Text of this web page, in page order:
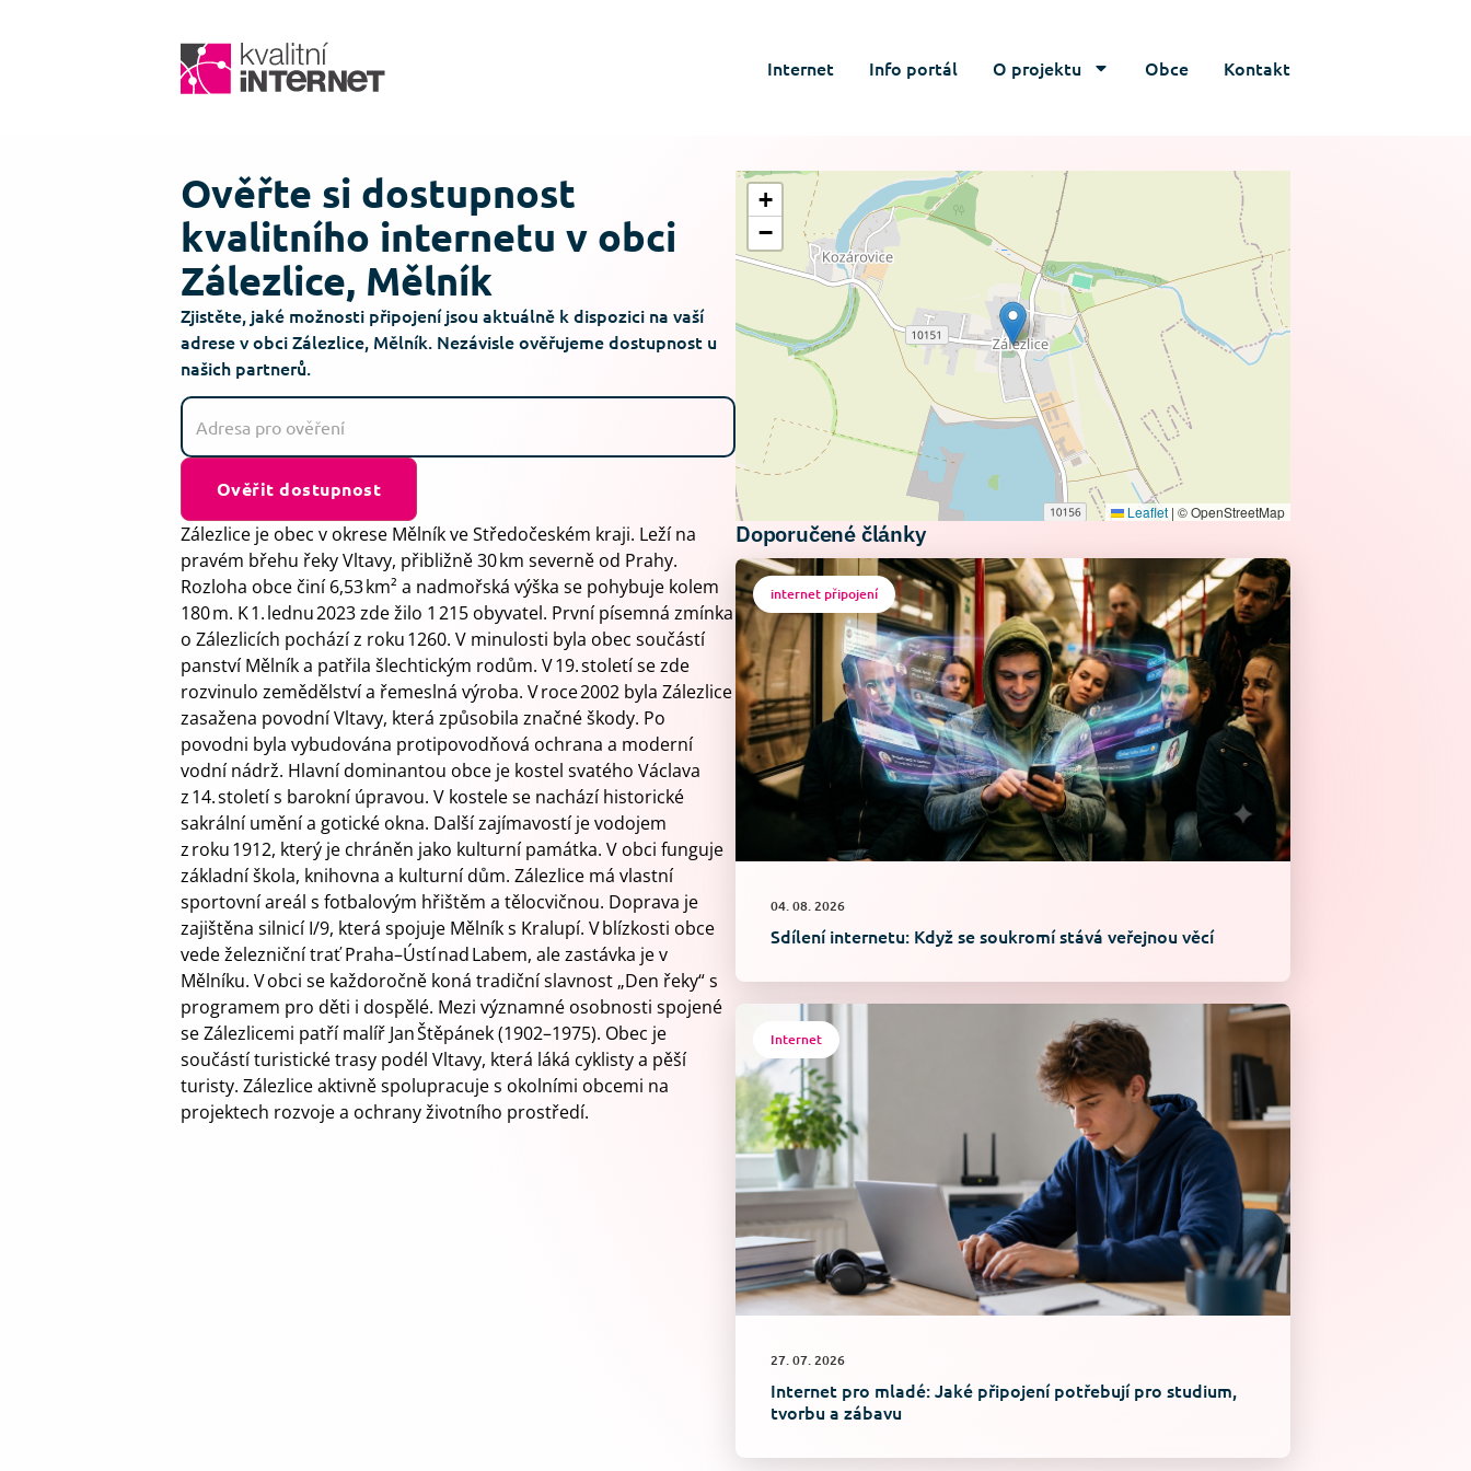
Internet Info portál O projektu Obce Kontakt
Ověřte si dostupnost
kvalitního internetu v obci
Zálezlice, Mělník
Zjistěte, jaké možnosti připojení jsou aktuálně k dispozici na vaší
adrese v obci Zálezlice, Mělník. Nezávisle ověřujeme dostupnost u
našich partnerů.
Ověřit dostupnost
+
−
Leaflet | © OpenStreetMap
Zálezlice je obec v okrese Mělník ve Středočeském kraji. Leží na
pravém břehu řeky Vltavy, přibližně 30 km severně od Prahy.
Rozloha obce činí 6,53 km² a nadmořská výška se pohybuje kolem
180 m. K 1. lednu 2023 zde žilo 1 215 obyvatel. První písemná zmínka
o Zálezlicích pochází z roku 1260. V minulosti byla obec součástí
panství Mělník a patřila šlechtickým rodům. V 19. století se zde
rozvinulo zemědělství a řemeslná výroba. V roce 2002 byla Zálezlice
zasažena povodní Vltavy, která způsobila značné škody. Po
povodni byla vybudována protipovodňová ochrana a moderní
vodní nádrž. Hlavní dominantou obce je kostel svatého Václava
z 14. století s barokní úpravou. V kostele se nachází historické
sakrální umění a gotické okna. Další zajímavostí je vodojem
z roku 1912, který je chráněn jako kulturní památka. V obci funguje
základní škola, knihovna a kulturní dům. Zálezlice má vlastní
sportovní areál s fotbalovým hřištěm a tělocvičnou. Doprava je
zajištěna silnicí I/9, která spojuje Mělník s Kralupí. V blízkosti obce
vede železniční trať Praha–Ústí nad Labem, ale zastávka je v
Mělníku. V obci se každoročně koná tradiční slavnost „Den řeky“ s
programem pro děti i dospělé. Mezi významné osobnosti spojené
se Zálezlicemi patří malíř Jan Štěpánek (1902–1975). Obec je
součástí turistické trasy podél Vltavy, která láká cyklisty a pěší
turisty. Zálezlice aktivně spolupracuje s okolními obcemi na
projektech rozvoje a ochrany životního prostředí.
Doporučené články
internet připojení
04. 08. 2026
Sdílení internetu: Když se soukromí stává veřejnou věcí
Internet
27. 07. 2026
Internet pro mladé: Jaké připojení potřebují pro studium,
tvorbu a zábavu